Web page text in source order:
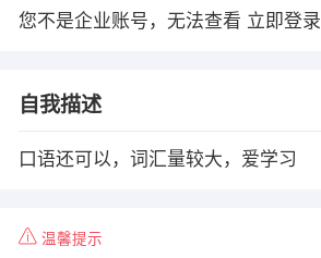
您不是企业账号，无法查看 立即登录
自我描述
口语还可以，词汇量较大，爱学习
温馨提示